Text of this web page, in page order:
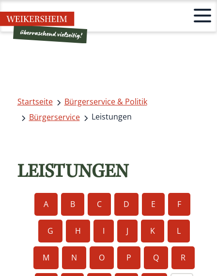
Startseite
Bürgerservice & Politik
Bürgerservice
Leistungen
LEISTUNGEN
A B C D E F
G H I J K L
M N O P Q R